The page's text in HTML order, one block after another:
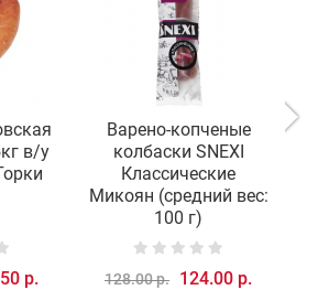
в/у
р.
Варено-копченые
колбаски SNEXI
Классические
Микоян (средний вес:
100 г)
128.00 р. 124.00 р.